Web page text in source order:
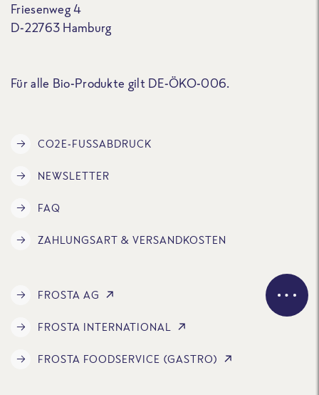
Friesenweg 4
D-22763 Hamburg
Für alle Bio-Produkte gilt DE-ÖKO-006.
CO2E-FUSSABDRUCK
NEWSLETTER
FAQ
ZAHLUNGSART & VERSANDKOSTEN
FROSTA AG
FROSTA INTERNATIONAL
FROSTA FOODSERVICE (GASTRO)